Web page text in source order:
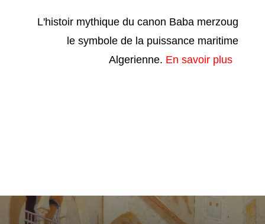
L'histoir mythique du canon Baba merzoug
le symbole de la puissance maritime
Algerienne. En savoir plus